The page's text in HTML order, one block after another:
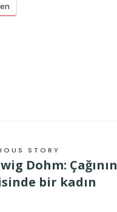
STORY
Dohm: Çağının
bir kadın